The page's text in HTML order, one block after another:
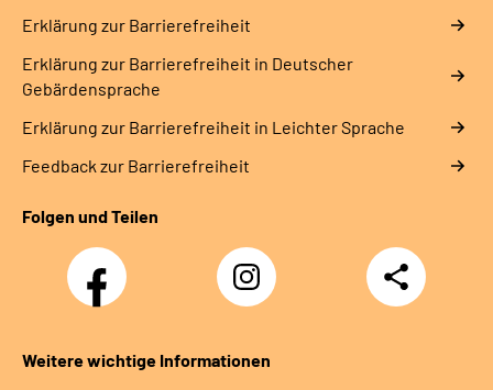
Erklärung zur Barrierefreiheit
Erklärung zur Barrierefreiheit in Deutscher
Gebärdensprache
Erklärung zur Barrierefreiheit in Leichter Sprache
Feedback zur Barrierefreiheit
Folgen und Teilen
Facebook Instagram
Teilen
Weitere wichtige Informationen